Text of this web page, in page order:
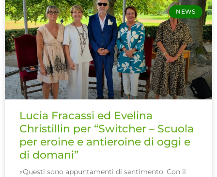
NEWS
Lucia Fracassi ed Evelina
Christillin per “Switcher – Scuola
per eroine e antieroine di oggi e
di domani”
«Questi sono appuntamenti di sentimento. Con il